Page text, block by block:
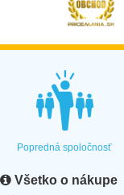
Popredná spoločnosť
Všetko o nákupe